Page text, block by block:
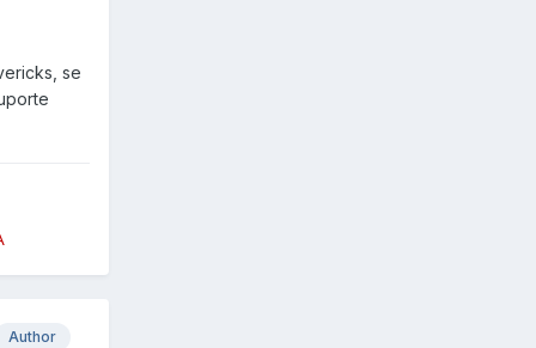
se
Author